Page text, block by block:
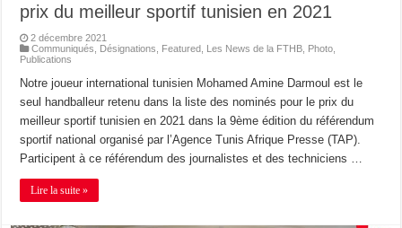
prix du meilleur sportif tunisien en 2021
2 décembre 2021
Communiqués
Désignations Featured Les News de la FTHB Photo
Publications
Notre joueur international tunisien Mohamed Amine Darmoul est le
seul handballeur retenu dans la liste des nominés pour le prix du
meilleur sportif tunisien en 2021 dans la 9ème édition du référendum
sportif national organisé par l’Agence Tunis Afrique Presse (TAP).
Participent à ce référendum des journalistes et des techniciens …
Lire la suite »